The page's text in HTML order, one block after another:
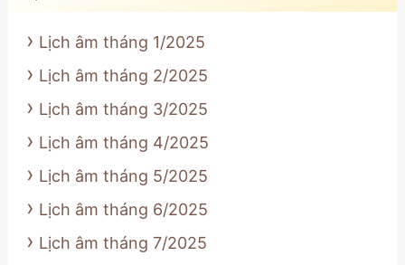
Lịch âm tháng 1/2025
Lịch âm tháng 2/2025
Lịch âm tháng 3/2025
Lịch âm tháng 4/2025
Lịch âm tháng 5/2025
Lịch âm tháng 6/2025
Lịch âm tháng 7/2025